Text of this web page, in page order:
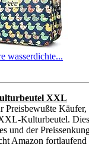
wasserdichte...
XXL
Preisbewußte
Kulturbeutel.
und der
Amazon fortlaufend